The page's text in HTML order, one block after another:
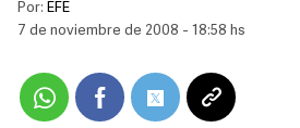
Por: EFE
7 de noviembre de 2008 - 18:58 hs